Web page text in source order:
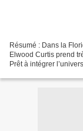
Résumé : Dans la
Elwood Curtis prend
Prêt à intégrer